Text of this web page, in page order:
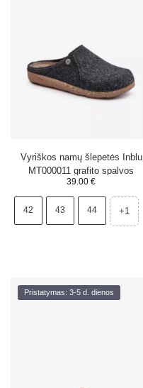
Vyriškos namų šlepetės Inblu
MT000011 grafito spalvos
39.00 €
42 43 44 +1
Pristatymas: 3-5 d. dienos